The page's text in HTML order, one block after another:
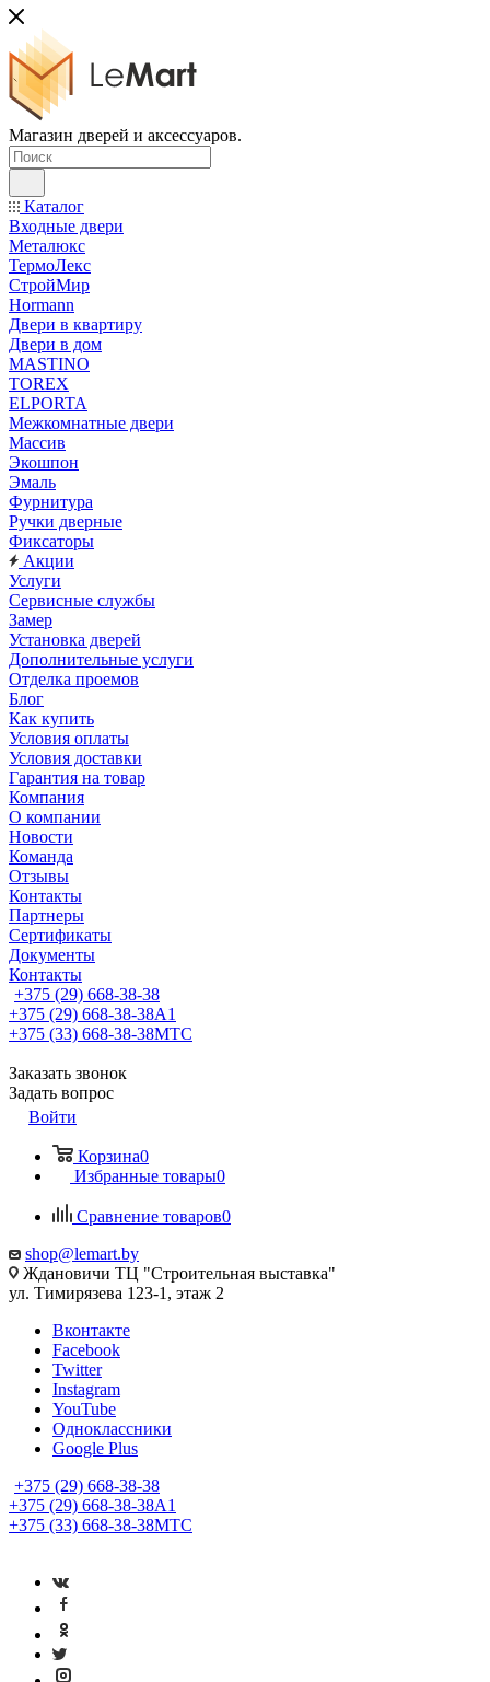
Магазин дверей и аксессуаров.
Каталог
Входные двери
Металюкс
ТермоЛекс
СтройМир
Hormann
Двери в квартиру
Двери в дом
MASTINO
TOREX
ELPORTA
Межкомнатные двери
Массив
Экошпон
Эмаль
Фурнитура
Ручки дверные
Фиксаторы
Акции
Услуги
Сервисные службы
Замер
Установка дверей
Дополнительные услуги
Отделка проемов
Блог
Как купить
Условия оплаты
Условия доставки
Гарантия на товар
Компания
О компании
Новости
Команда
Отзывы
Контакты
Партнеры
Сертификаты
Документы
Контакты
+375 (29) 668-38-38
+375 (29) 668-38-38A1
+375 (33) 668-38-38МТС
Заказать звонок
Задать вопрос
Войти
Корзина0
Избранные товары0
Сравнение товаров0
shop@lemart.by
Ждановичи ТЦ "Строительная выставка"
ул. Тимирязева 123-1, этаж 2
Вконтакте
Facebook
Twitter
Instagram
YouTube
Одноклассники
Google Plus
+375 (29) 668-38-38
+375 (29) 668-38-38A1
+375 (33) 668-38-38МТС